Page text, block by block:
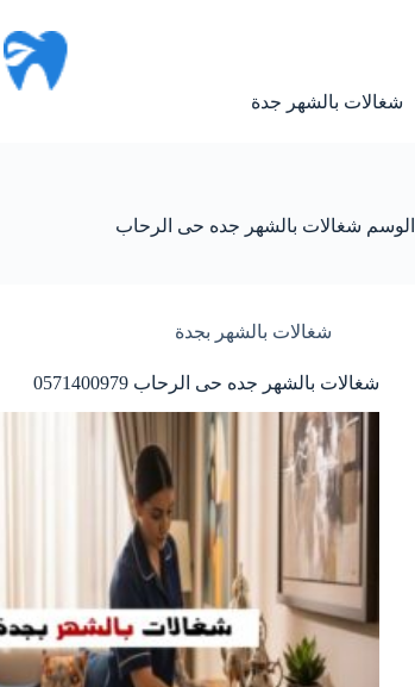
شغالات بالشهر جدة
الوسم شغالات بالشهر جده حى الرحاب
شغالات بالشهر بجدة
شغالات بالشهر جده حى الرحاب 0571400979